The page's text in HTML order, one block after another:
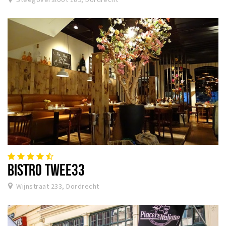
BISTRO TWEE33
Wijnstraat 233, Dordrecht